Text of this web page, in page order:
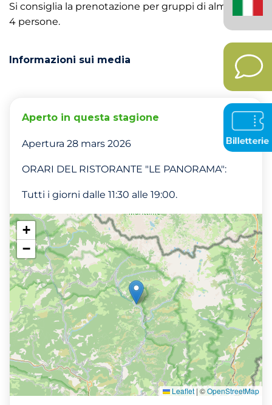
Si consiglia la prenotazione per gruppi di almeno
4 persone.
Informazioni sui media
Aperto in questa stagione
Apertura 28 mars 2026
ORARI DEL RISTORANTE "LE PANORAMA":
Tutti i giorni dalle 11:30 alle 19:00.
+
−
Leaflet | ©OpenStreetMap